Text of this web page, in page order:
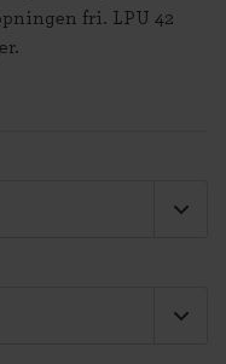
fri. LPU 42